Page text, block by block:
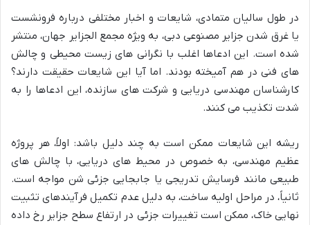
در طول سالیان متمادی، شایعات و اخبار مختلفی درباره فرونشست
یا غرق شدن جزایر مصنوعی دبی، به ویژه مجمع الجزایر جهان، منتشر
شده است. این ادعاها اغلب با نگرانی های زیست محیطی و چالش
های فنی در هم آمیخته بودند. اما آیا این شایعات حقیقت دارند؟
کارشناسان مهندسی دریایی و شرکت های سازنده، این ادعاها را به
شدت تکذیب می کنند.
ریشه این شایعات ممکن است به چند دلیل باشد: اولاً، هر پروژه
عظیم مهندسی، به خصوص در محیط های دریایی، با چالش های
طبیعی مانند فرسایش تدریجی یا جابجایی جزئی شن مواجه است.
ثانیاً، در مراحل اولیه ساخت، به دلیل عدم تکمیل فرآیندهای تثبیت
نهایی خاک، ممکن است تغییرات جزئی در ارتفاع سطح جزایر رخ داده